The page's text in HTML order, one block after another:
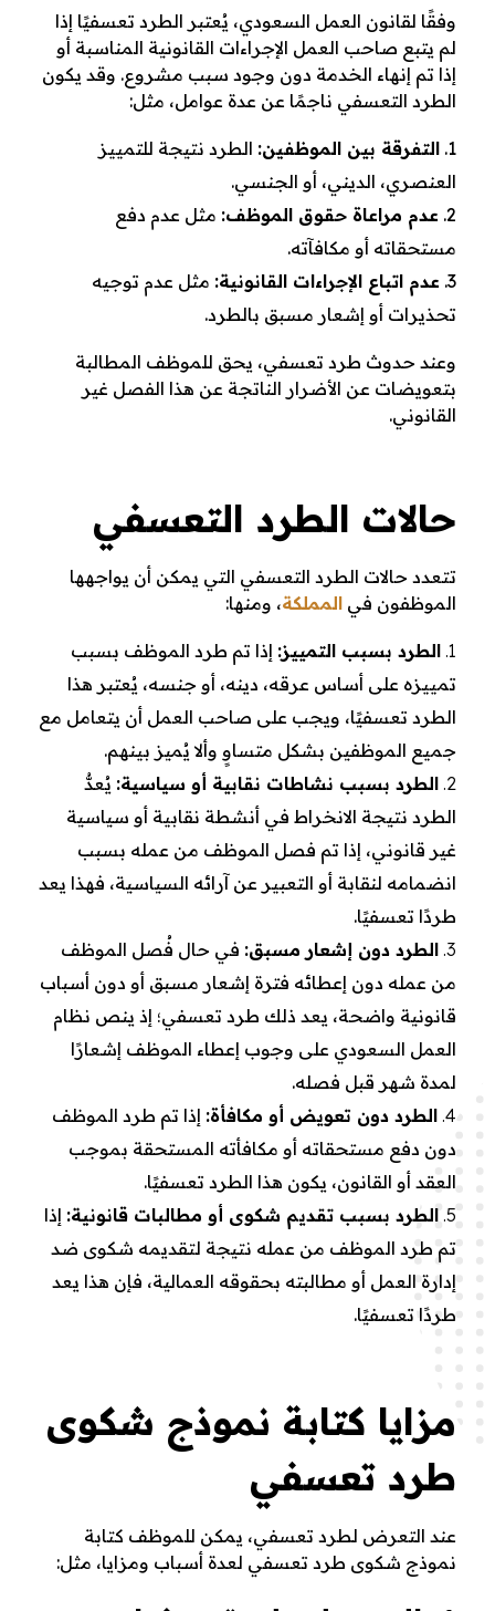
وفقًا لقانون العمل السعودي، يُعتبر الطرد تعسفيًا إذا
لم يتبع صاحب العمل الإجراءات القانونية المناسبة أو
إذا تم إنهاء الخدمة دون وجود سبب مشروع. وقد يكون
الطرد التعسفي ناجمًا عن عدة عوامل، مثل:
التفرقة بين الموظفين: الطرد نتيجة للتمييز
العنصري، الديني، أو الجنسي.
عدم مراعاة حقوق الموظف: مثل عدم دفع
مستحقاته أو مكافآته.
عدم اتباع الإجراءات القانونية: مثل عدم توجيه
تحذيرات أو إشعار مسبق بالطرد.
وعند حدوث طرد تعسفي، يحق للموظف المطالبة
بتعويضات عن الأضرار الناتجة عن هذا الفصل غير
القانوني.
حالات الطرد التعسفي
تتعدد حالات الطرد التعسفي التي يمكن أن يواجهها
الموظفون في المملكة، ومنها:
الطرد بسبب التمييز: إذا تم طرد الموظف بسبب
تمييزه على أساس عرقه، دينه، أو جنسه، يُعتبر هذا
الطرد تعسفيًا، ويجب على صاحب العمل أن يتعامل مع
جميع الموظفين بشكل متساوٍ وألا يُميز بينهم.
الطرد بسبب نشاطات نقابية أو سياسية: يُعدُّ
الطرد نتيجة الانخراط في أنشطة نقابية أو سياسية
غير قانوني، إذا تم فصل الموظف من عمله بسبب
انضمامه لنقابة أو التعبير عن آرائه السياسية، فهذا يعد
طردًا تعسفيًا.
الطرد دون إشعار مسبق: في حال فُصل الموظف
من عمله دون إعطائه فترة إشعار مسبق أو دون أسباب
قانونية واضحة، يعد ذلك طرد تعسفي؛ إذ ينص نظام
العمل السعودي على وجوب إعطاء الموظف إشعارًا
لمدة شهر قبل فصله.
الطرد دون تعويض أو مكافأة: إذا تم طرد الموظف
دون دفع مستحقاته أو مكافأته المستحقة بموجب
العقد أو القانون، يكون هذا الطرد تعسفيًا.
الطرد بسبب تقديم شكوى أو مطالبات قانونية: إذا
تم طرد الموظف من عمله نتيجة لتقديمه شكوى ضد
إدارة العمل أو مطالبته بحقوقه العمالية، فإن هذا يعد
طردًا تعسفيًا.
مزايا كتابة نموذج شكوى
طرد تعسفي
عند التعرض لطرد تعسفي، يمكن للموظف كتابة
نموذج شكوى طرد تعسفي لعدة أسباب ومزايا، مثل: